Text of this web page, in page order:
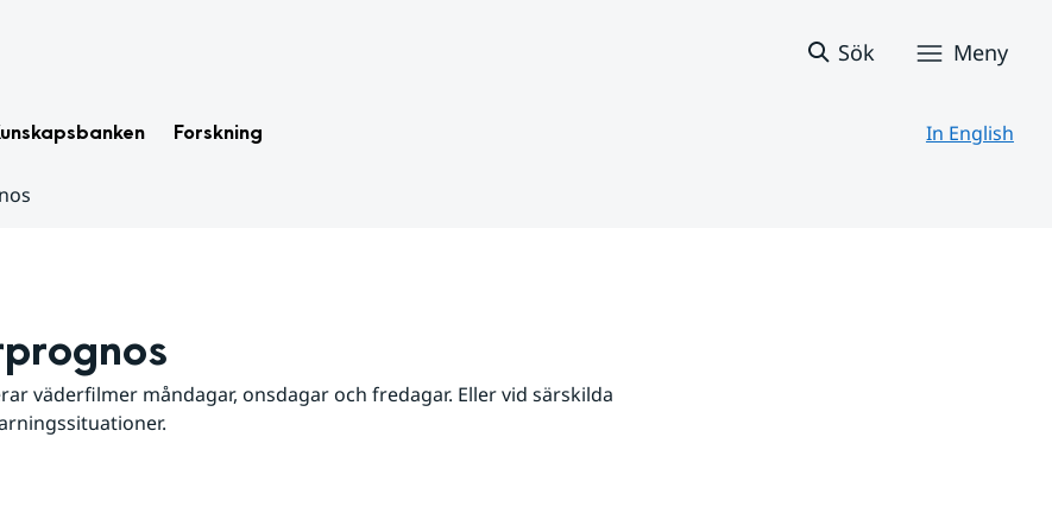
Sök Meny
Forskning In English
väderfilmer måndagar, onsdagar och fredagar. Eller vid särskilda